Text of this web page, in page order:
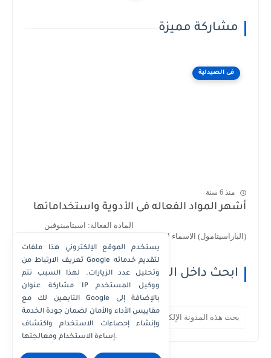
مشاركة مميزة
فى الصيدلية
منذ 6 سنة
أشهر المواد الفعاله فى الأدوية واستخداماتها
المادة الفعالة: اسيتامينوفين
(الباراسيتامول) الاسماء التجارية : 1- اسيتامينوف...
ابحث داخل الموقع
يستخدم الموقع الإلكتروني هذا ملفات
تعريف الارتباط من Google لتقديم خدماته
وتحليل عدد الزيارات. لهذا السبب تتم
مشاركة عنوان IP ووكيل المستخدم
التابعين لك مع Google بالإضافة إلى
مقاييس الأداء والأمان لضمان جودة الخدمة
وإنشاء إحصاءات الاستخدام واكتشاف
إساءة الاستخدام ومعالجتها.